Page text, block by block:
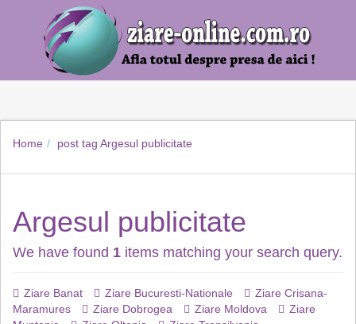
Home post tag Argesul publicitate
Argesul publicitate
We have found 1 items matching your search query.
Ziare Banat Ziare Bucuresti-Nationale
Ziare Crisana-
Maramures
Ziare Dobrogea Ziare Moldova
Ziare